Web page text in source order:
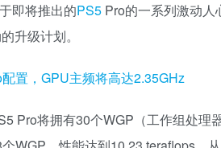
即将推出的PS5 Pro的一系列激动
升级计划。
Pro将拥有30个WGP（工作组处理